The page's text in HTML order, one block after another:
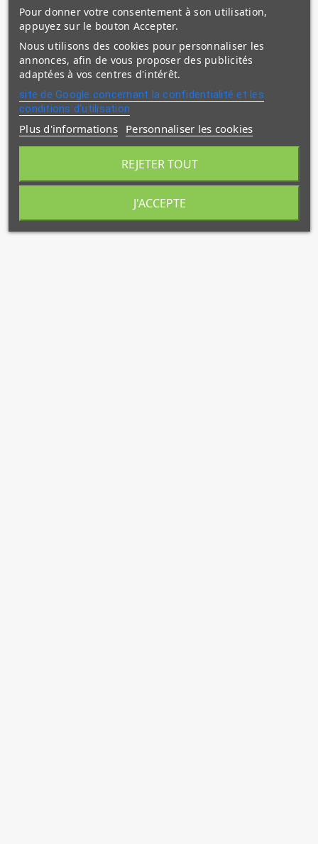
(1 avis)
Pour donner votre consentement à son utilisation,
appuyez sur le bouton Accepter.
Nous utilisons des cookies pour personnaliser les
annonces, afin de vous proposer des publicités
adaptées à vos centres d'intérêt.
site de Google concernant la confidentialité et les
conditions d'utilisation
Plus d'informations Personnaliser les cookies
REJETER TOUT
J'ACCEPTE